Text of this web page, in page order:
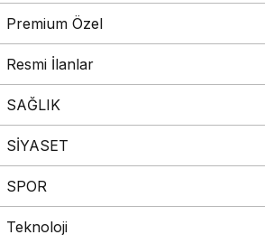
Premium Özel
Resmi İlanlar
SAĞLIK
SİYASET
SPOR
Teknoloji